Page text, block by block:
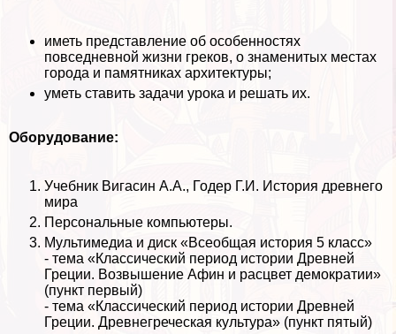
иметь представление об особенностях
повседневной жизни греков, о знаменитых местах
города и памятниках архитектуры;
уметь ставить задачи урока и решать их.
Оборудование:
Учебник Вигасин А.А., Годер Г.И. История древнего
мира
Персональные компьютеры.
Мультимедиа и диск «Всеобщая история 5 класс»
- тема «Классический период истории Древней
Греции. Возвышение Афин и расцвет демократии»
(пункт первый)
- тема «Классический период истории Древней
Греции. Древнегреческая культура» (пункт пятый)